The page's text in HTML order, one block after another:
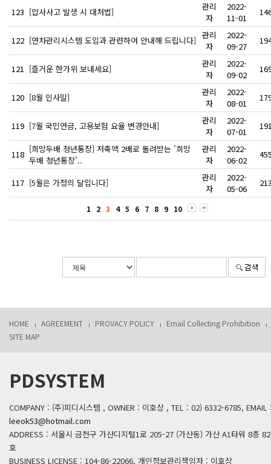
123 [압사사고 발생 시 대처법]
관리
자
2022-
11-01
122 [연차관리시스템 도입과 관련하여 안내해 드립니다] 관리
자
2022-
09-27
121 [즐거운 한가위 보내세요]
관리
자
2022-
09-02
120 [8월 인사말]
관리
자
2022-
08-01
119 [7월 국민연금, 고용보험 요율 변경안내]
관리
자
2022-
07-01
118 [희망두배 청년통장] 저축액 2배로 돌려받는 '희망
두배 청년통장'..
관리
자
2022-
06-02
117 [5월은 가정의 달입니다]
관리
자
2022-
05-06
1 2 3 4 5 6 7 8 9 10
HOME AGREEMENT PROVACY POLICY
Email Collecting Prohibition
SITE MAP
PDSYSTEM
COMPANY : (주)피디시스템 , OWNER : 이호상 , TEL : 02) 6332-6785, EMAIL
leeok53@hotmail.com
ADDRESS : 서울시 금천구 가산디지털1로 205-27 (가산동) 가산 A1타워 8층
호
BUSINESS LICENSE : 104-86-22066, 개인정보관리책임자 : 이호상